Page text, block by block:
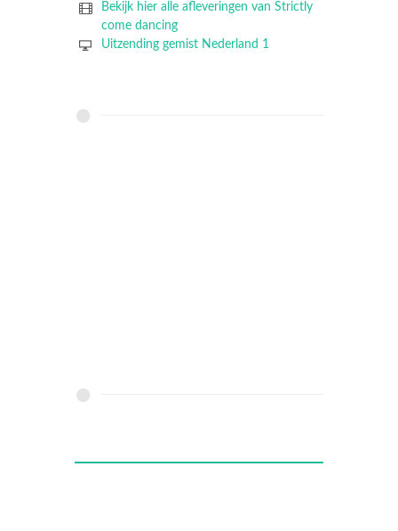
Bekijk hier alle afleveringen van Strictly
come dancing
Uitzending gemist Nederland 1